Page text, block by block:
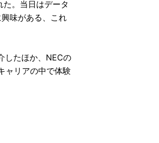
た。当日はデータ
味がある、これ
したほか、NECの
ャリアの中で体験